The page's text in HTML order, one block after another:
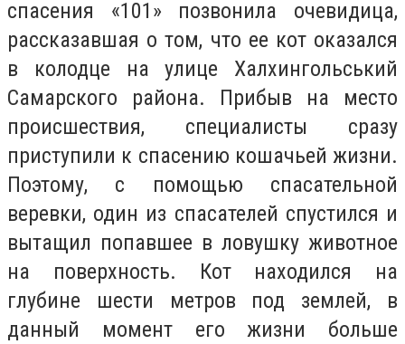
спасения «101» позвонила очевидица,
рассказавшая о том, что ее кот оказался
в колодце на улице Халхингольський
Самарского района. Прибыв на место
происшествия, специалисты сразу
приступили к спасению кошачьей жизни.
Поэтому, с помощью спасательной
веревки, один из спасателей спустился и
вытащил попавшее в ловушку животное
на поверхность. Кот находился на
глубине шести метров под землей, в
данный момент его жизни больше